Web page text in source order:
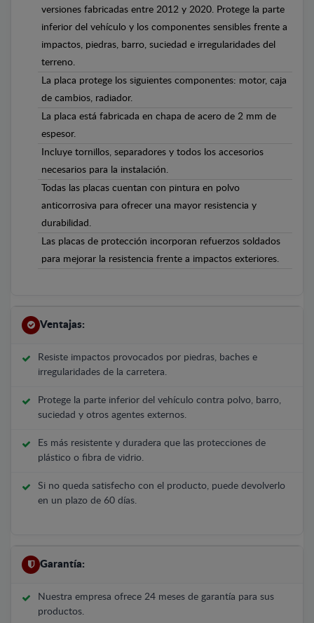
versiones fabricadas entre 2012 y 2020. Protege la parte
inferior del vehículo y los componentes sensibles frente a
impactos, piedras, barro, suciedad e irregularidades del
terreno.
La placa protege los siguientes componentes: motor, caja
de cambios, radiador.
La placa está fabricada en chapa de acero de 2 mm de
espesor.
Incluye tornillos, separadores y todos los accesorios
necesarios para la instalación.
Todas las placas cuentan con pintura en polvo
anticorrosiva para ofrecer una mayor resistencia y
durabilidad.
Las placas de protección incorporan refuerzos soldados
para mejorar la resistencia frente a impactos exteriores.
Ventajas:
Resiste impactos provocados por piedras, baches e
irregularidades de la carretera.
Protege la parte inferior del vehículo contra polvo, barro,
suciedad y otros agentes externos.
Es más resistente y duradera que las protecciones de
plástico o fibra de vidrio.
Si no queda satisfecho con el producto, puede devolverlo
en un plazo de 60 días.
Garantía:
Nuestra empresa ofrece 24 meses de garantía para sus
productos.